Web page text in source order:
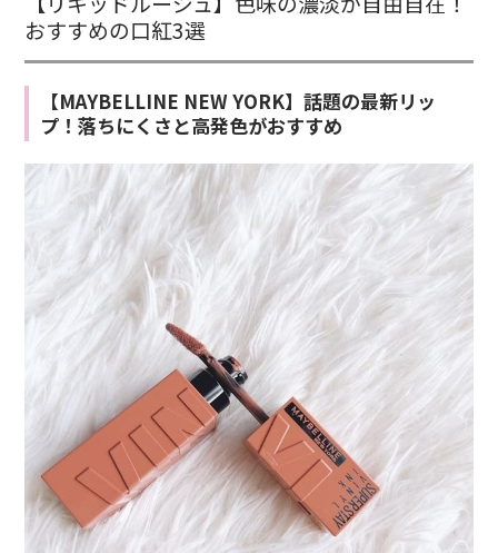
おすすめの口紅3選
【MAYBELLINE NEW YORK】話題の最新リッ
プ！落ちにくさと高発色がおすすめ